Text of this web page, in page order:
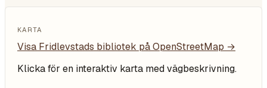
KARTA
Visa Fridlevstads bibliotek på OpenStreetMap →
Klicka för en interaktiv karta med vägbeskrivning.